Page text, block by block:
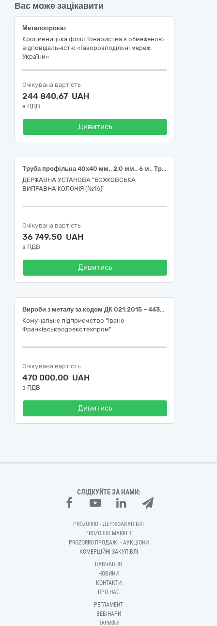
Вас може зацікавити
Металопрокат
Кропивницька філія Товариства з обмеженою
відповідальністю «Газорозподільні мережі
України»
Очікувана вартість
244 840,67 UAH
з ПДВ
Дивитись
Труба профільна 40х40 мм., 2,0 мм., 6 м., Труба профільна 40х20 мм., 2,0 мм., 6 м., Труба профільна 20х20 мм., 2.0 мм., 6 м., 7306. Труба профільна 30х20 , 7306619200. Квадрат 10 мм З ПС, 6 м 7214.
ДЕРЖАВНА УСТАНОВА "БОЖКОВСЬКА
ВИПРАВНА КОЛОНІЯ (№16)"
Очікувана вартість
36 749,50 UAH
з ПДВ
Дивитись
Вироби з металу за кодом ДК 021:2015 – 44330000-2- Будівельні прути, стрижні, дроти та профілі
Комунальне підприємство "Івано-
Франківськводоекотехпром"
Очікувана вартість
470 000,00 UAH
з ПДВ
Дивитись
СЛІДКУЙТЕ ЗА НАМИ:
PROZORRO - ДЕРЖЗАКУПІВЛІ
PROZORRO MARKET
PROZORRO.ПРОДАЖІ - АУКЦІОНИ
КОМЕРЦІЙНІ ЗАКУПІВЛІ
НАВЧАННЯ
НОВИНИ
КОНТАКТИ
ПРО НАС
РЕГЛАМЕНТ
ВЕБІНАРИ
ТАРИФИ